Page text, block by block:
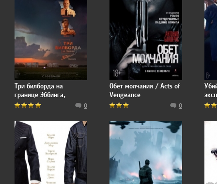
Три билборда на
границе Эббинга,
Миссури / Three
Ebbing, Missouri
0
Обет молчания / Acts of
Vengeance
0
the